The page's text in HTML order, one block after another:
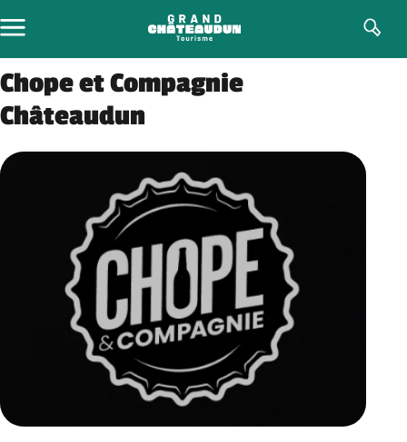
au
contenu
Chope et Compagnie
Châteaudun